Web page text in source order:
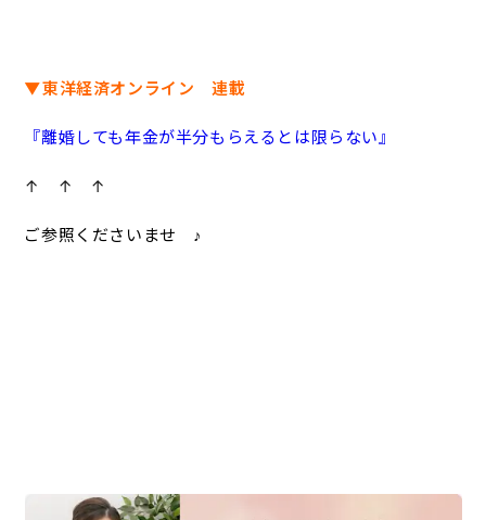
▼東洋経済オンライン 連載
『離婚しても年金が半分もらえるとは限らない』
↑ ↑ ↑
ご参照くださいませ ♪